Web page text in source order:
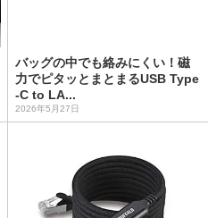
バッグの中でも絡みにくい！磁
力でピタッとまとまるUSB Type
-C to LA...
2026年5月27日